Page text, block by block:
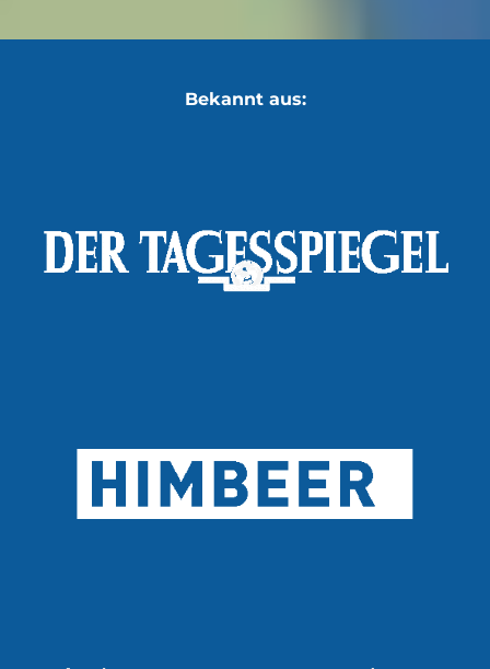
Bekannt aus: